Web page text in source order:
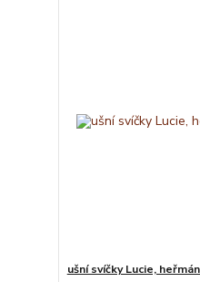
ušní svíčky Lucie,